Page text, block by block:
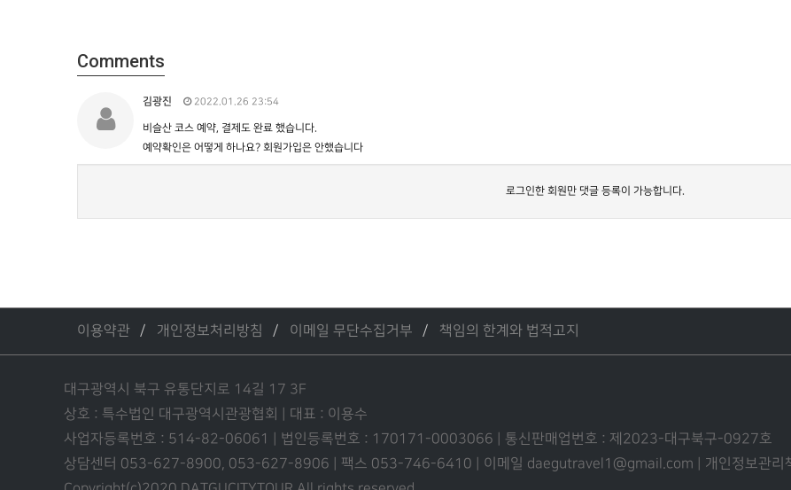
Comments
김광진 2022.01.26 23:54
비슬산 코스 예약, 결제도 완료 했습니다.
예약확인은 어떻게 하나요? 회원가입은 안했습니다
로그인한 회원만 댓글 등록이 가능합니다.
이용약관 개인정보처리방침 이메일 무단수집거부 책임의 한계와 법적고지
대구광역시 북구 유통단지로 14길 17 3F
상호 : 특수법인 대구광역시관광협회 | 대표 : 이용수
사업자등록번호 : 514-82-06061 | 법인등록번호 : 170171-0003066 | 통신판매업번호 : 제2023-대구북구-0927호
상담센터 053-627-8900, 053-627-8906 | 팩스 053-746-6410 | 이메일 daegutravel1@gmail.com | 개인정보관리